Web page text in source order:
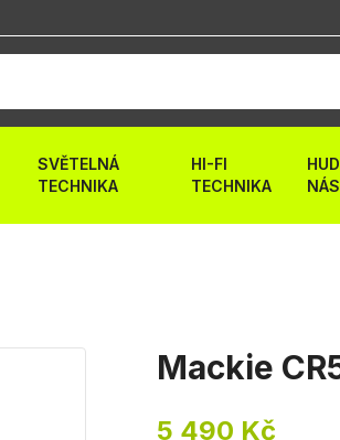
SVĚTELNÁ
TECHNIKA
HI-FI
TECHNIKA
Mackie
5 490 Kč